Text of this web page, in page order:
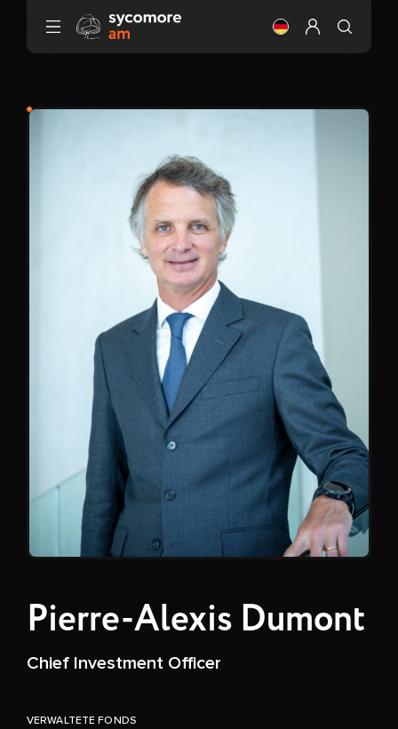
Gehen Sie zu Inhalt
Ändere dieMein Profil
Pierre-Alexis Dumont
Chief Investment Officer
VERWALTETE FONDS